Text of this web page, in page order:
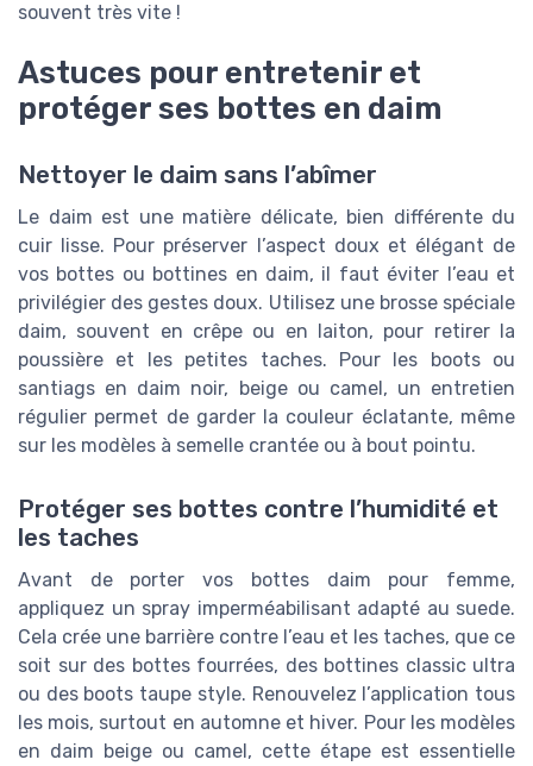
souvent très vite !
Astuces pour entretenir et
protéger ses bottes en daim
Nettoyer le daim sans l’abîmer
Le daim est une matière délicate, bien différente du
cuir lisse. Pour préserver l’aspect doux et élégant de
vos bottes ou bottines en daim, il faut éviter l’eau et
privilégier des gestes doux. Utilisez une brosse spéciale
daim, souvent en crêpe ou en laiton, pour retirer la
poussière et les petites taches. Pour les boots ou
santiags en daim noir, beige ou camel, un entretien
régulier permet de garder la couleur éclatante, même
sur les modèles à semelle crantée ou à bout pointu.
Protéger ses bottes contre l’humidité et
les taches
Avant de porter vos bottes daim pour femme,
appliquez un spray imperméabilisant adapté au suede.
Cela crée une barrière contre l’eau et les taches, que ce
soit sur des bottes fourrées, des bottines classic ultra
ou des boots taupe style. Renouvelez l’application tous
les mois, surtout en automne et hiver. Pour les modèles
en daim beige ou camel, cette étape est essentielle